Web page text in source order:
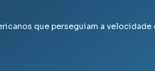
que perseguiam a